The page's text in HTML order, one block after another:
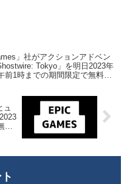
」社がアクションアドベン
Tokyo」を明日2023年
前1時までの期間限定で無料配
ュ
料